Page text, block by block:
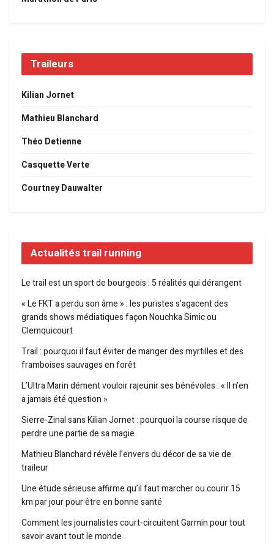
Traileurs
Kilian Jornet
Mathieu Blanchard
Théo Detienne
Casquette Verte
Courtney Dauwalter
Actualités trail running
Le trail est un sport de bourgeois : 5 réalités qui dérangent
« Le FKT a perdu son âme » : les puristes s’agacent des
grands shows médiatiques façon Nouchka Simic ou
Clemquicourt
Trail : pourquoi il faut éviter de manger des myrtilles et des
framboises sauvages en forêt
L’Ultra Marin dément vouloir rajeunir ses bénévoles : « Il n’en
a jamais été question »
Sierre-Zinal sans Kilian Jornet : pourquoi la course risque de
perdre une partie de sa magie
Mathieu Blanchard révèle l’envers du décor de sa vie de
traileur
Une étude sérieuse affirme qu’il faut marcher ou courir 15
km par jour pour être en bonne santé
Comment les journalistes court-circuitent Garmin pour tout
savoir avant tout le monde